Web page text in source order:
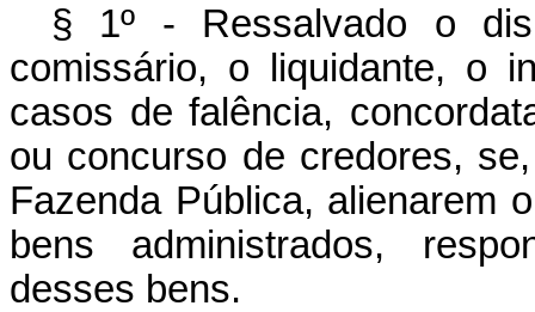
§ 1º - Ressalvado o
comissário, o liquidante, o
casos de falência,
ou concurso de credores,
Fazenda Pública, alienarem
bens administrados,
desses bens.